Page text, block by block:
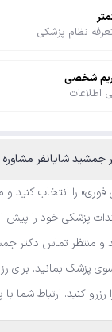
نظام پزشکی
شخصی
اطلاعات
فوری و متنی بگیرم؟
فوری» را انتخاب
پزشکی خود را پیش
و منتظر تماس دکتر
سوی پزشک بمانید.
کنید. ارتباط شما